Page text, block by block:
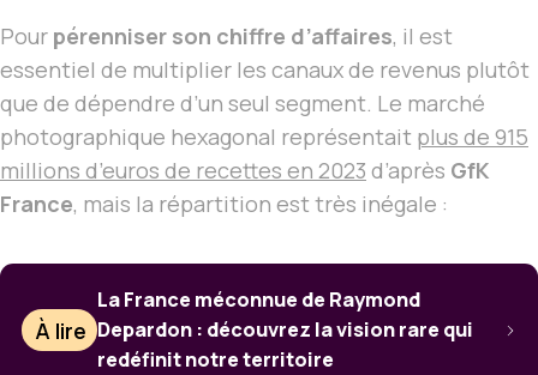
Pour pérenniser son chiffre d’affaires, il est
essentiel de multiplier les canaux de revenus plutôt
que de dépendre d’un seul segment. Le marché
photographique hexagonal représentait plus de 915
millions d’euros de recettes en 2023 d’après GfK
France, mais la répartition est très inégale :
À lire
La France méconnue de Raymond
Depardon : découvrez la vision rare qui
redéfinit notre territoire